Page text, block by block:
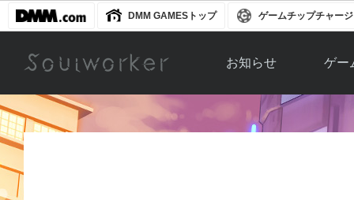
DMM GAMESトップ ゲームチップチャージ
お知らせ
お知らせ一覧
ゲー
ソウ